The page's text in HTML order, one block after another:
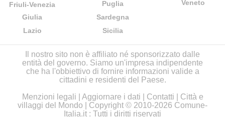
Friuli-Venezia
Giulia
Lazio
Puglia
Sardegna
Sicilia
Veneto
Il nostro sito non è affiliato né sponsorizzato dalle
entità del governo. Siamo un'impresa indipendente
che ha l'obbiettivo di fornire informazioni valide a
cittadini e residenti del Paese.
Menzioni legali
Aggiornare i dati Contatti
Città e
villaggi del Mondo | Copyright © 2010-2026 Comune-
Italia.it : Tutti i diritti riservati